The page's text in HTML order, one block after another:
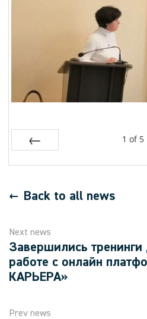
1 of 5
Back to all news
Next news
Завершились тренинги
работе с онлайн
КАРЬЕРА»
Prev news